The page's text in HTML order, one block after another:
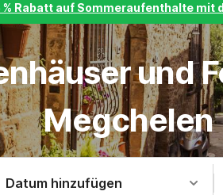
% Rabatt auf Sommeraufenthalte mit
und
Megchelen
Datum hinzufügen